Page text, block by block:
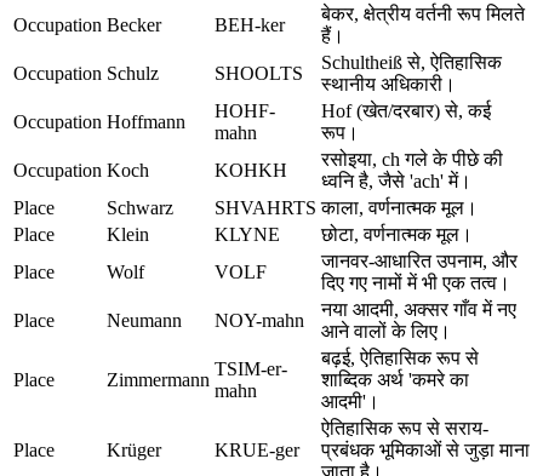
Occupation Becker BEH-ker
बेकर, क्षेत्रीय वर्तनी रूप मिलते
हैं।
Occupation Schulz SHOOLTS
Schultheiß से, ऐतिहासिक
स्थानीय अधिकारी।
Occupation Hoffmann
HOHF-
mahn
Hof (खेत/दरबार) से, कई
रूप।
Occupation Koch KOHKH
रसोइया, ch गले के पीछे की
ध्वनि है, जैसे 'ach' में।
Place
Schwarz SHVAHRTS काला, वर्णनात्मक मूल।
Place
Klein KLYNE
छोटा, वर्णनात्मक मूल।
Place
Wolf VOLF
जानवर-आधारित उपनाम, और
दिए गए नामों में भी एक तत्व।
Place
Neumann NOY-mahn
नया आदमी, अक्सर गाँव में नए
आने वालों के लिए।
Place Zimmermann
TSIM-er-
mahn
बढ़ई, ऐतिहासिक रूप से
शाब्दिक अर्थ 'कमरे का
आदमी'।
Place Krüger KRUE-ger
ऐतिहासिक रूप से सराय-
प्रबंधक भूमिकाओं से जुड़ा माना
जाता है।